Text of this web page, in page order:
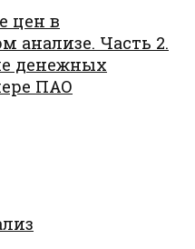
цен в
анализе. Часть 2.
денежных
ПАО